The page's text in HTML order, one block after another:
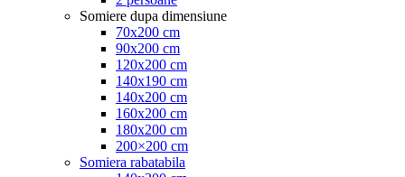
Somiere dupa dimensiune
70x200 cm
90x200 cm
120x200 cm
140x190 cm
140x200 cm
160x200 cm
180x200 cm
200×200 cm
Somiera rabatabila